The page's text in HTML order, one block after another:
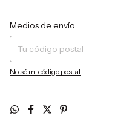
Entregas para el CP:
Medios de envío
No sé mi código postal